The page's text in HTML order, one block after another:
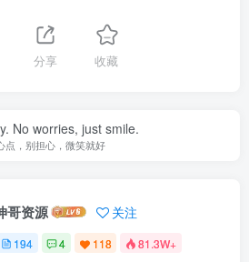
分享 收藏
No worries, just smile.
点，别担心，微笑就好
哥资源 关注
194 4 118 81.3W+